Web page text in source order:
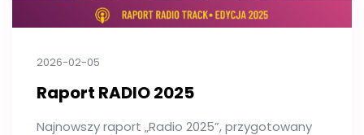
2026-02-05
Raport RADIO 2025
Najnowszy raport „Radio 2025”, przygotowany